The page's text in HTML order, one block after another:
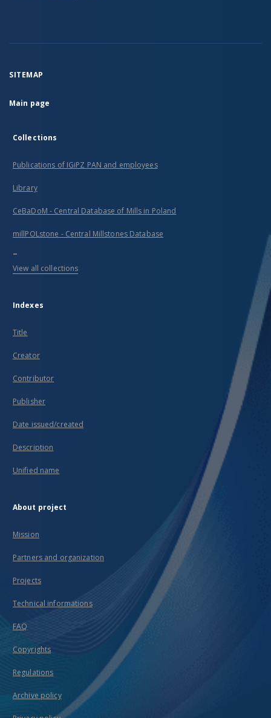
SITEMAP
Main page
Collections
Publications of IGiPZ PAN and employees
Library
CeBaDoM - Central Database of Mills in Poland
millPOLstone - Central Millstones Database
...
View all collections
Indexes
Title
Creator
Contributor
Publisher
Date issued/created
Description
Unified name
About project
Mission
Partners and organization
Projects
Technical informations
FAQ
Copyrights
Regulations
Archive policy